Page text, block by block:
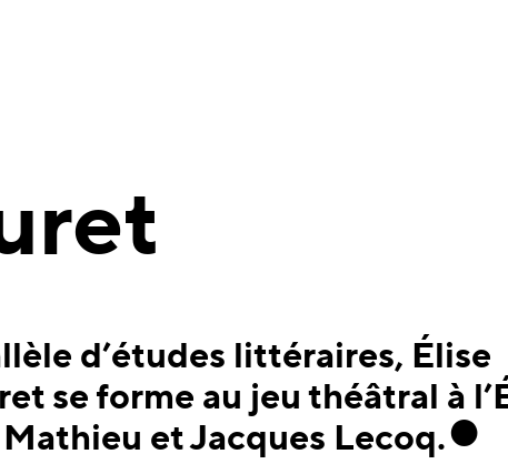
d’études littéraires, Élise
se forme au jeu théâtral à
et Jacques Lecoq.